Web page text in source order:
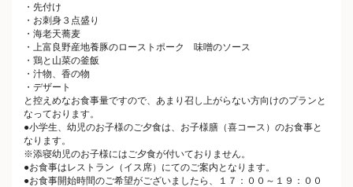
・先付け
・お刺身３点盛り
・海老天蕎麦
・上富良野産地養豚のローストポーク 味噌のソース
・鶏と山菜の釜飯
・汁物、香の物
・デザート
と控えめなお食事量ですので、あまり召し上がらない方向けのプランと
なっております。
●小学生、幼児のお子様のご夕食は、お子様膳（喜コース）のお食事と
なります。
※添寝幼児のお子様にはご夕食が付いておりません。
●お食事はレストラン（イス席）にてのご案内となります。
●お食事開始時間のご希望がございましたら、１７：００～１９：００